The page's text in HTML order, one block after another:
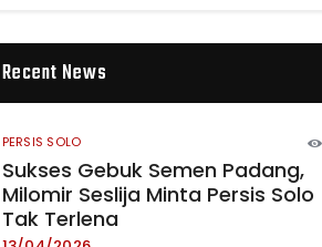
Recent News
PERSIS SOLO
Sukses Gebuk Semen Padang,
Milomir Seslija Minta Persis Solo
Tak Terlena